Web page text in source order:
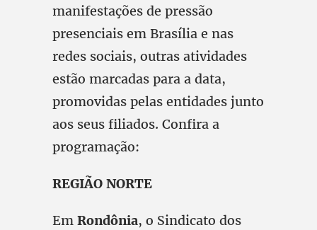
manifestações de pressão
presenciais em Brasília e nas
redes sociais, outras atividades
estão marcadas para a data,
promovidas pelas entidades junto
aos seus filiados. Confira a
programação:
REGIÃO NORTE
Em Rondônia, o Sindicato dos